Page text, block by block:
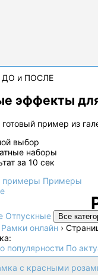
ДО и ПОСЛЕ
эффекты
пример из
выбор
наборы
за 10 сек
примеры Примеры
Отпускные Все
Рамки онлайн ›
популярности По
с красными